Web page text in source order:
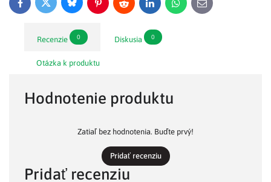
FacebookTwitter BlueskyPinterestReddit LinkedInWhatsApp
E-
mail
Recenzie 0 Diskusia 0
Otázka k produktu
Hodnotenie produktu
Zatiaľ bez hodnotenia. Buďte prvý!
Pridať recenziu
Pridať recenziu